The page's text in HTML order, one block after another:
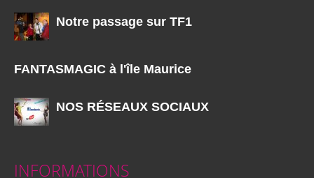
Notre passage sur TF1
FANTASMAGIC à l'île Maurice
NOS RÉSEAUX SOCIAUX
INFORMATIONS